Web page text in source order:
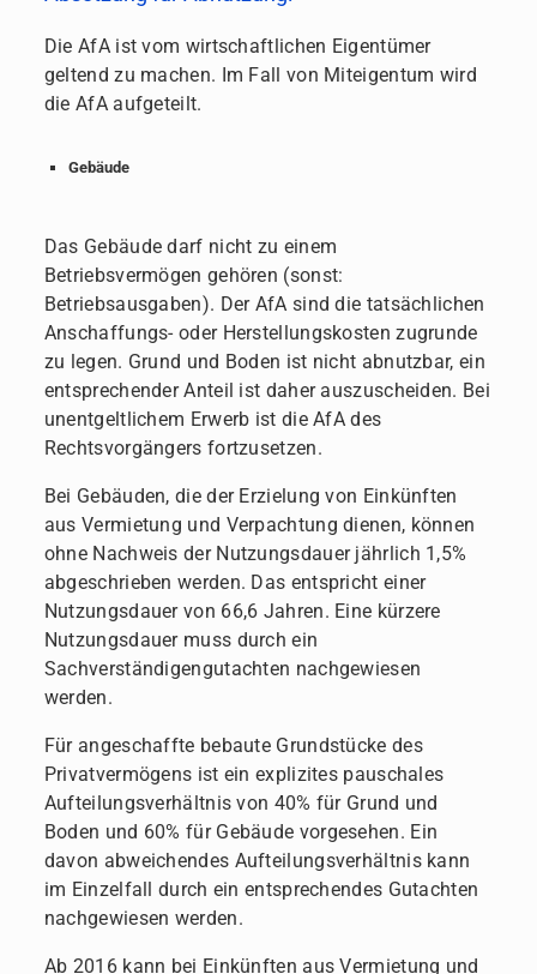
Die AfA ist vom wirtschaftlichen Eigentümer
geltend zu machen. Im Fall von Miteigentum wird
die AfA aufgeteilt.
Gebäude
Das Gebäude darf nicht zu einem
Betriebsvermögen gehören (sonst:
Betriebsausgaben). Der AfA sind die tatsächlichen
Anschaffungs- oder Herstellungskosten zugrunde
zu legen. Grund und Boden ist nicht abnutzbar, ein
entsprechender Anteil ist daher auszuscheiden. Bei
unentgeltlichem Erwerb ist die AfA des
Rechtsvorgängers fortzusetzen.
Bei Gebäuden, die der Erzielung von Einkünften
aus Vermietung und Verpachtung dienen, können
ohne Nachweis der Nutzungsdauer jährlich 1,5%
abgeschrieben werden. Das entspricht einer
Nutzungsdauer von 66,6 Jahren. Eine kürzere
Nutzungsdauer muss durch ein
Sachverständigengutachten nachgewiesen
werden.
Für angeschaffte bebaute Grundstücke des
Privatvermögens ist ein explizites pauschales
Aufteilungsverhältnis von 40% für Grund und
Boden und 60% für Gebäude vorgesehen. Ein
davon abweichendes Aufteilungsverhältnis kann
im Einzelfall durch ein entsprechendes Gutachten
nachgewiesen werden.
Ab 2016 kann bei Einkünften aus Vermietung und